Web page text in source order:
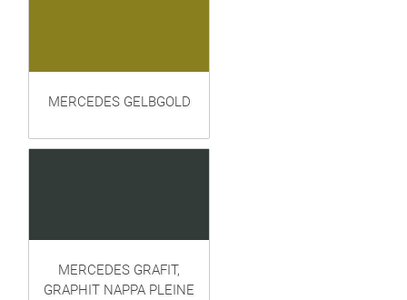
MERCEDES GELBGOLD
MERCEDES GRAFIT,
GRAPHIT NAPPA PLEINE